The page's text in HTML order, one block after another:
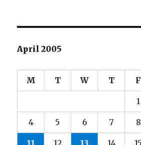
April 2005
M T W T F
1
4 5 6 7 8
11 12 13 14 15